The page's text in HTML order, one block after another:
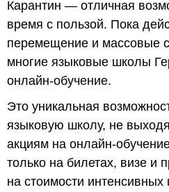
Карантин — отличная
время с пользой. Пока
перемещение и массовые
многие языковые школы
онлайн-обучение.
Это уникальная
языковую школу, не
акциям на онлайн-
только на билетах, визе и
на стоимости интенсивных